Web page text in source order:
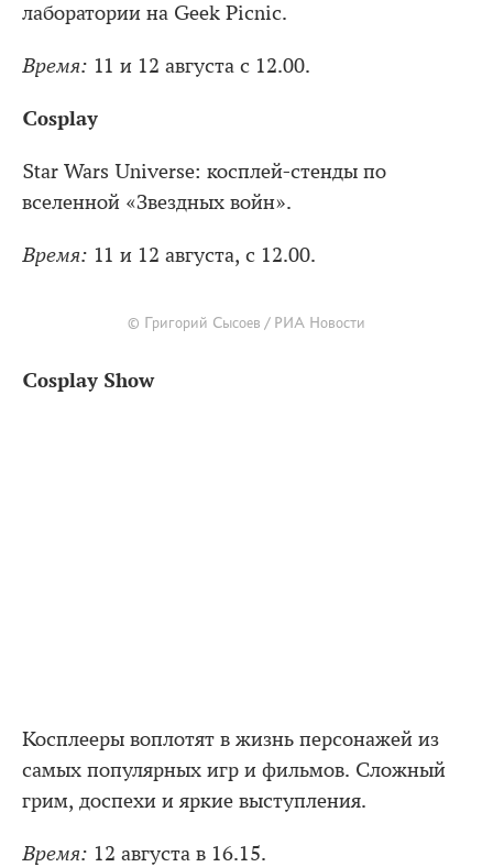
лаборатории на Geek Picnic.
Время: 11 и 12 августа с 12.00.
Cosplay
Star Wars Universe: косплей-стенды по
вселенной «Звездных войн».
Время: 11 и 12 августа, с 12.00.
© Григорий Сысоев / РИА Новости
Cosplay Show
Косплееры воплотят в жизнь персонажей из
самых популярных игр и фильмов. Сложный
грим, доспехи и яркие выступления.
Время: 12 августа в 16.15.